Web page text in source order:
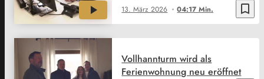
bookmark_border
13. März 2026 04:17 Min.
Vollhannturm wird als
Ferienwohnung neu eröffnet